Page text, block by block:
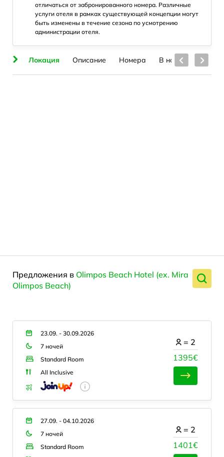
отличаться от забронированного номера. Различные
услуги отеля в рамках существующей концепции могут
быть изменены в течение сезона по усмотрению
администрации отеля.
Локация Описание Номера В номерах
Предложения в Olimpos Beach Hotel (ex. Mira
Olimpos Beach)
23.09. - 30.09.2026
7 ночей
Standard Room
All Inclusive
1395€
= 2
27.09. - 04.10.2026
7 ночей
Standard Room
1401€
= 2